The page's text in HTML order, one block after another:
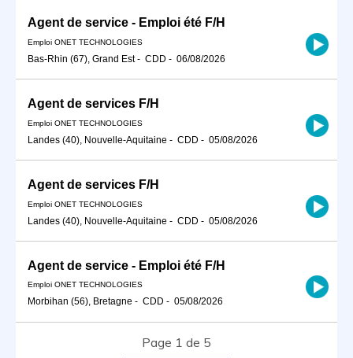
Agent de service - Emploi été F/H
Emploi ONET TECHNOLOGIES
Bas-Rhin (67), Grand Est- CDD - 06/08/2026
Agent de services F/H
Emploi ONET TECHNOLOGIES
Landes (40), Nouvelle-Aquitaine - CDD - 05/08/2026
Agent de services F/H
Emploi ONET TECHNOLOGIES
Landes (40), Nouvelle-Aquitaine - CDD - 05/08/2026
Agent de service - Emploi été F/H
Emploi ONET TECHNOLOGIES
Morbihan (56), Bretagne - CDD - 05/08/2026
Page 1 de 5